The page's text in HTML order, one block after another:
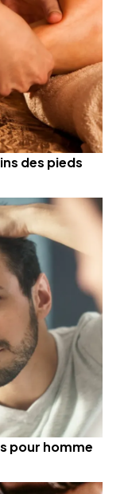
des pieds
pour homme